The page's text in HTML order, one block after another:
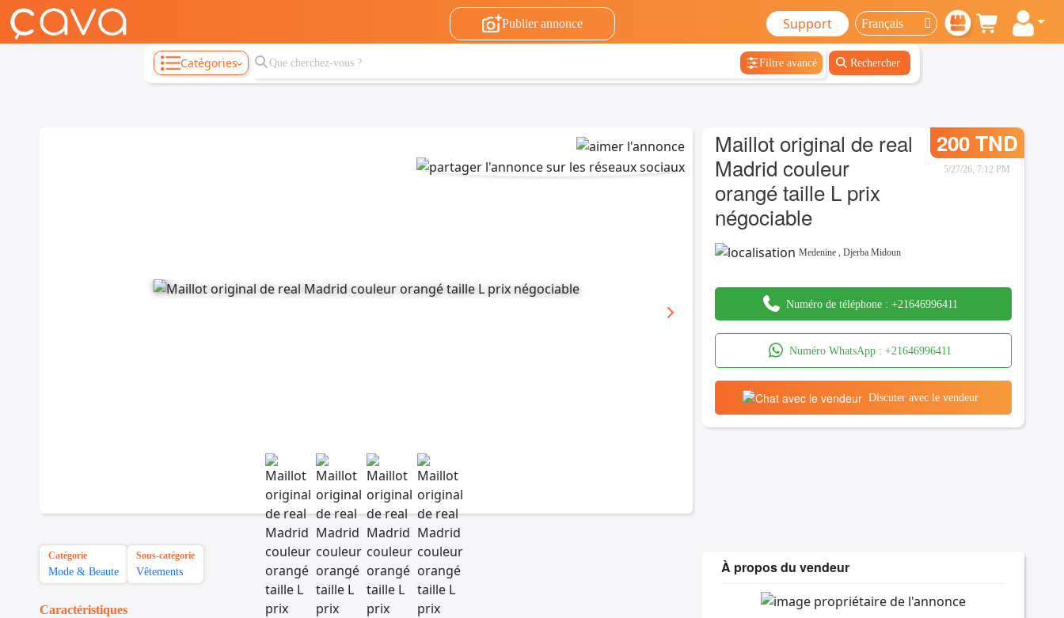
Publier annonce Support
Catégories Filtre avancé Rechercher
Maillot original de real
Madrid couleur
orangé taille L prix
négociable
200 TND
5/27/26, 7:12 PM
Medenine ,Djerba Midoun
Numéro de téléphone : +21646996411
Numéro WhatsApp :+21646996411
Discuter avec le vendeur
Catégorie
Mode & Beaute
Sous-catégorie
Vêtements
Caractéristiques
À propos du vendeur